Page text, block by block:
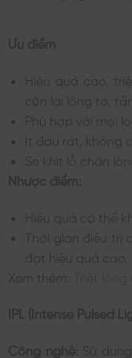
Ưu điểm
Hiệu quả cao,
còn lại lông tơ,
Phù hợp với mọi
Ít đau rát, không
Se khít lỗ chân
Nhược điểm:
Hiệu quả có thể
Thời gian điều trị
đạt hiệu quả cao.
Xem thêm:
IPL (Intense Pulsed
Công nghệ: Sử